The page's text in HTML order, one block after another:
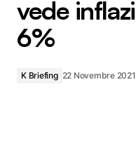
vede
6%
K Briefing 22 Novembre 2021